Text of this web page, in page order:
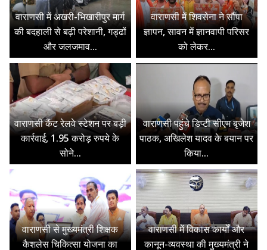
वाराणसी में अखरी-भिखारीपुर मार्ग
की बदहाली से बढ़ी परेशानी, गड्ढों
और जलजमाव...
वाराणसी में शिवसेना ने सौंपा
ज्ञापन, सावन में ज्ञानवापी परिसर
को लेकर...
वाराणसी कैंट रेलवे स्टेशन पर बड़ी
कार्रवाई, 1.95 करोड़ रुपये के
सोने...
वाराणसी पहुंचे डिप्टी सीएम बृजेश
पाठक, अखिलेश यादव के बयान पर
किया...
वाराणसी से मुख्यमंत्री शिक्षक
कैशलेस चिकित्सा योजना का
वाराणसी में विकास कार्यों और
कानून-व्यवस्था की मुख्यमंत्री ने